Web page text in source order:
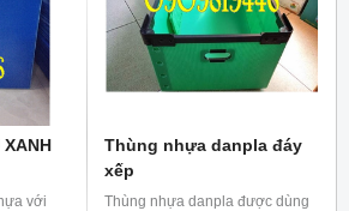
XANH
với
Thùng nhựa danpla đáy
xếp
Thùng nhựa danpla được dùng